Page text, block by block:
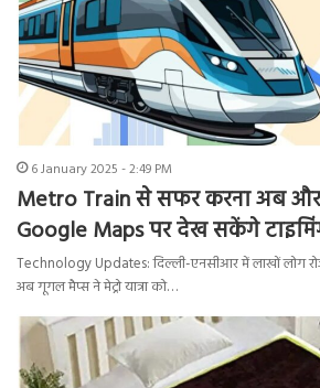
6 January 2025 - 2:49 PM
Metro Train से सफर करना अब
Google Maps पर देख सकेंगे
Technology Updates: दिल्ली-एनसीआर में लाखों लोग
अब गूगल मैप्स ने मेट्रो यात्रा को…